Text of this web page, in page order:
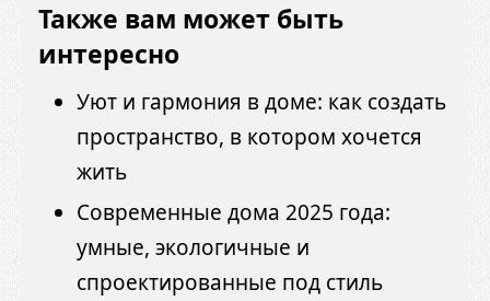
Также вам может быть
интересно
Уют и гармония в доме: как создать
пространство, в котором хочется
жить
Современные дома 2025 года:
умные, экологичные и
спроектированные под стиль